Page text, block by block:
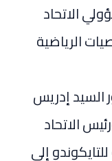
الاتحاد
الرياضية
السيد إدريس
الاتحاد
إلى